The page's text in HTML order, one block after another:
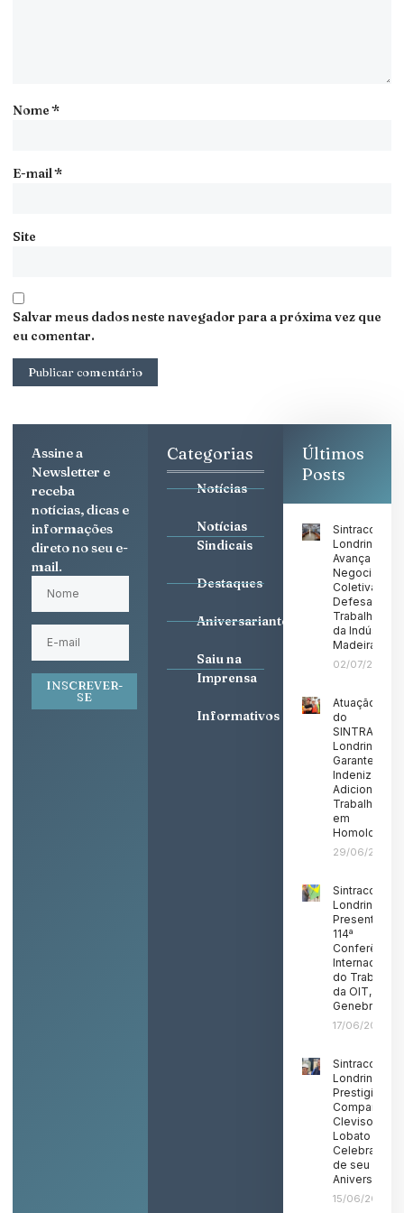
Nome*
E-mail*
Site
Salvar meus dados neste navegador para a próxima vez que
eu comentar.
Assine a
Newsletter e
receba
notícias, dicas e
informações
direto no seu e-
mail.
INSCREVER-
SE
Categorias
Notícias
Notícias
Sindicais
Destaques
Aniversariantes
Saiu na
Imprensa
Informativos
Últimos
Posts
Sintracom
Londrina
Avança nas
Negociações
Coletivas em
Defesa dos
da Indústria
Madeira
02/07/2026
Atuação
do
SINTRACOM
Londrina
Garante
Indenização
Adicional a
em
29/06/2026
Sintracom
Londrina
Presente na
114ª
Conferência
Internacional
do Trabalho
da OIT, em
Genebra
17/06/2026
Sintracom
Londrina
Prestigia o
Companheiro
Clevison
Lobato em
Celebração
de seu
Aniversário
15/06/2026